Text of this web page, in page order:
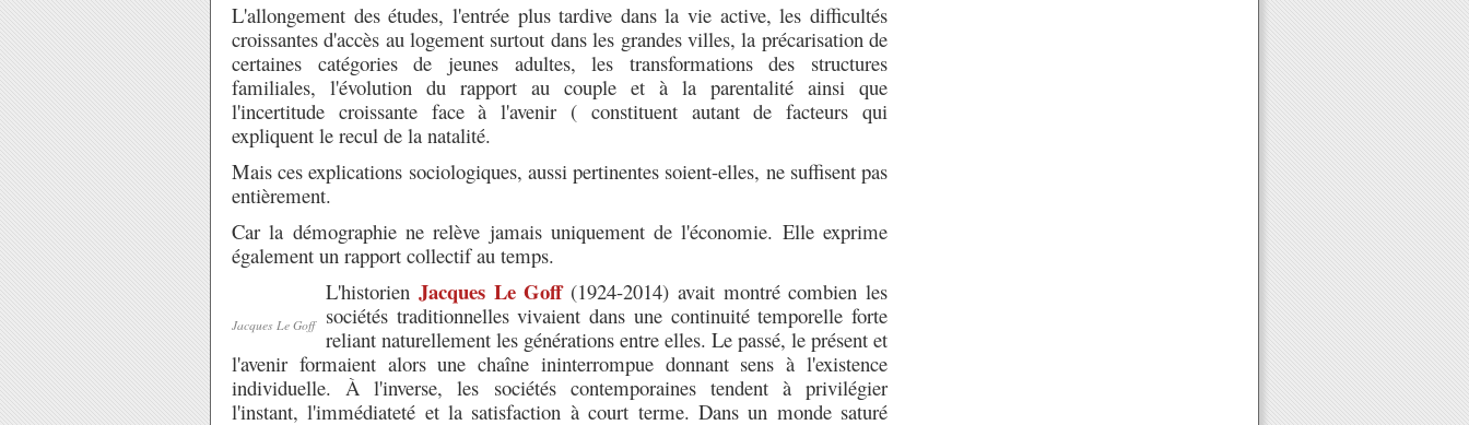
L'allongement des études, l'entrée plus tardive dans la vie active, les difficultés
croissantes d'accès au logement surtout dans les grandes villes, la précarisation de
certaines catégories de jeunes adultes, les transformations des structures
familiales, l'évolution du rapport au couple et à la parentalité ainsi que
l'incertitude croissante face à l'avenir ( constituent autant de facteurs qui
expliquent le recul de la natalité.
Mais ces explications sociologiques, aussi pertinentes soient-elles, ne suffisent pas
entièrement.
Car la démographie ne relève jamais uniquement de l'économie. Elle exprime
également un rapport collectif au temps.
Jacques Le Goff
L'historien Jacques Le Goff (1924-2014) avait montré combien les
sociétés traditionnelles vivaient dans une continuité temporelle forte
reliant naturellement les générations entre elles. Le passé, le présent et
l'avenir formaient alors une chaîne ininterrompue donnant sens à l'existence
individuelle. À l'inverse, les sociétés contemporaines tendent à privilégier
l'instant, l'immédiateté et la satisfaction à court terme. Dans un monde saturé